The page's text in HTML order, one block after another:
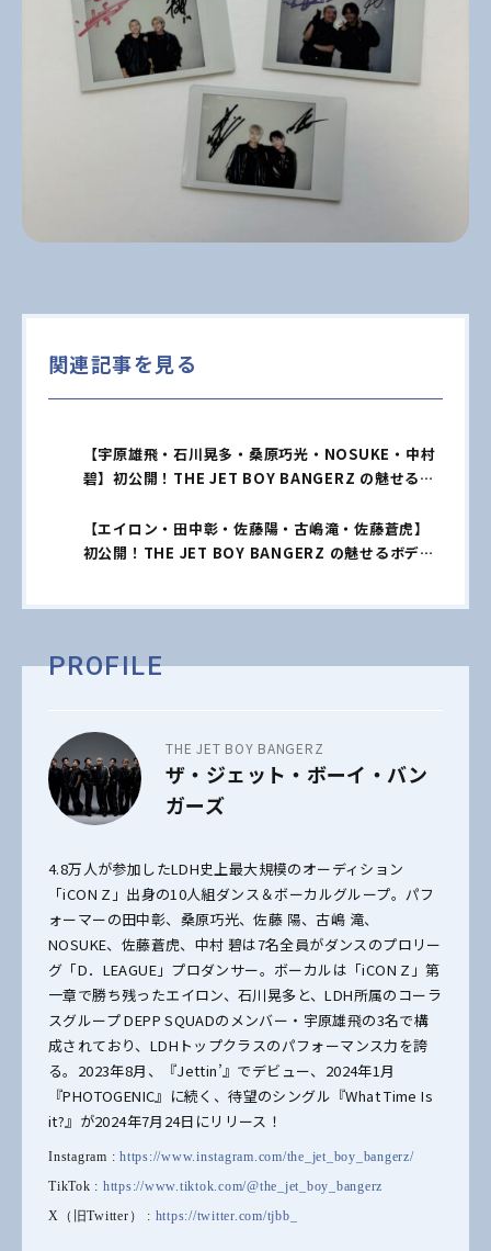
関連記事を見る
【宇原雄飛・石川晃多・桑原巧光・NOSUKE・中村
碧】初公開！THE JET BOY BANGERZ の魅せるボ
【エイロン・田中彰・佐藤陽・古嶋滝・佐藤蒼虎】
初公開！THE JET BOY BANGERZ の魅せるボディ
PROFILE
THE JET BOY BANGERZ
ザ・ジェット・ボーイ・バン
ガーズ
4.8万人が参加したLDH史上最大規模のオーディション
「iCON Z」出身の10人組ダンス＆ボーカルグループ。パフ
ォーマーの田中彰、桑原巧光、佐藤 陽、古嶋 滝、
NOSUKE、佐藤蒼虎、中村 碧は7名全員がダンスのプロリー
グ「D．LEAGUE」プロダンサー。ボーカルは「iCON Z」第
一章で勝ち残ったエイロン、石川晃多と、LDH所属のコーラ
スグループ DEPP SQUADのメンバー・宇原雄飛の3名で構
成されており、LDHトップクラスのパフォーマンス力を誇
る。2023年8月、『Jettin’』でデビュー、2024年1月
『PHOTOGENIC』に続く、待望のシングル『What Time Is
it?』が2024年7月24日にリリース！
Instagram : https://www.instagram.com/the_jet_boy_bangerz/
TikTok : https://www.tiktok.com/@the_jet_boy_bangerz
X（旧Twitter） : https://twitter.com/tjbb_